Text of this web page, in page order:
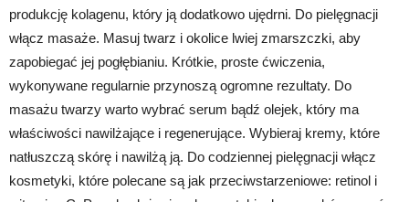
produkcję kolagenu, który ją dodatkowo ujędrni. Do pielęgnacji
włącz masaże. Masuj twarz i okolice lwiej zmarszczki, aby
zapobiegać jej pogłębianiu. Krótkie, proste ćwiczenia,
wykonywane regularnie przynoszą ogromne rezultaty. Do
masażu twarzy warto wybrać serum bądź olejek, który ma
właściwości nawilżające i regenerujące. Wybieraj kremy, które
natłuszczą skórę i nawilżą ją. Do codziennej pielęgnacji włącz
kosmetyki, które polecane są jak przeciwstarzeniowe: retinol i